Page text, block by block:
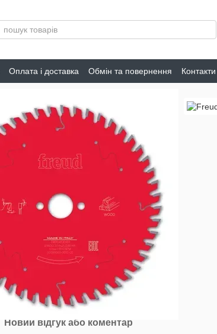
Оплата і доставка Обмін та повернення Контакти
Новий відгук або коментар